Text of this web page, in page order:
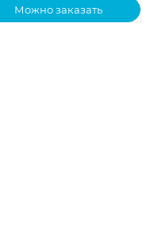
Можно заказать